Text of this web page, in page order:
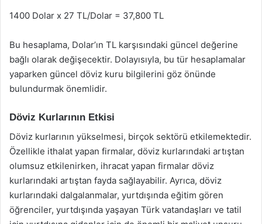
1400 Dolar x 27 TL/Dolar = 37,800 TL
Bu hesaplama, Dolar’ın TL karşısındaki güncel değerine
bağlı olarak değişecektir. Dolayısıyla, bu tür hesaplamalar
yaparken güncel döviz kuru bilgilerini göz önünde
bulundurmak önemlidir.
Döviz Kurlarının Etkisi
Döviz kurlarının yükselmesi, birçok sektörü etkilemektedir.
Özellikle ithalat yapan firmalar, döviz kurlarındaki artıştan
olumsuz etkilenirken, ihracat yapan firmalar döviz
kurlarındaki artıştan fayda sağlayabilir. Ayrıca, döviz
kurlarındaki dalgalanmalar, yurtdışında eğitim gören
öğrenciler, yurtdışında yaşayan Türk vatandaşları ve tatil